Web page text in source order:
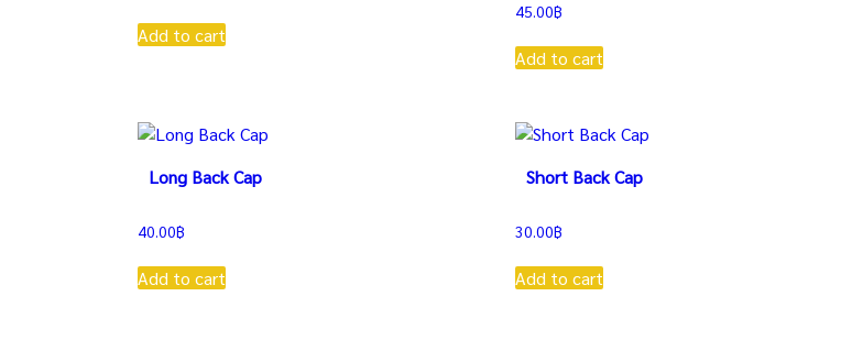
Add to cart
45.00฿
Add to cart
Long Back Cap
40.00฿
Add to cart
Short Back Cap
30.00฿
Add to cart